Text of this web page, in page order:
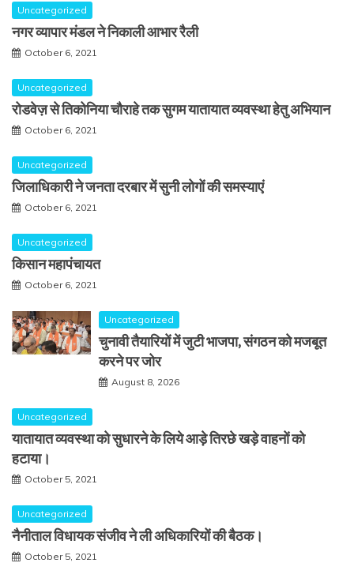
Uncategorized
नगर व्यापार मंडल ने निकाली आभार रैली
October 6, 2021
Uncategorized
रोडवेज़ से तिकोनिया चौराहे तक सुगम यातायात व्यवस्था हेतु अभियान
October 6, 2021
Uncategorized
जिलाधिकारी ने जनता दरबार में सुनी लोगों की समस्याएं
October 6, 2021
Uncategorized
किसान महापंचायत
October 6, 2021
Uncategorized
चुनावी तैयारियों में जुटी भाजपा, संगठन को मजबूत
करने पर जोर
August 8, 2026
Uncategorized
यातायात व्यवस्था को सुधारने के लिये आड़े तिरछे खड़े वाहनों को
हटाया।
October 5, 2021
Uncategorized
नैनीताल विधायक संजीव ने ली अधिकारियों की बैठक।
October 5, 2021